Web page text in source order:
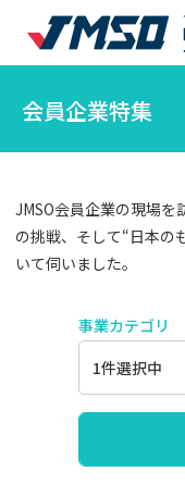
会員企業特集
JMSO会員企業の現場
の挑戦、 そして“日本の
いて伺いました。
事業カテゴリ
1件選択中